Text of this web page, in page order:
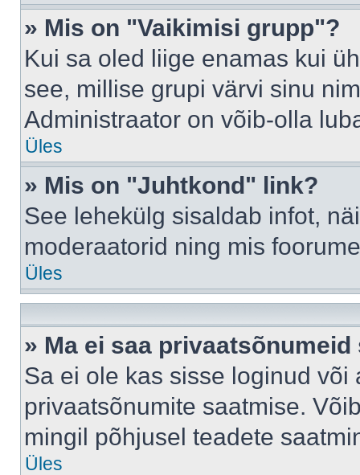
» Mis on "Vaikimisi grupp"?
Kui sa oled liige enamas kui
see, millise grupi värvi sinu
Administraator on võib-olla
Üles
» Mis on "Juhtkond" link?
See lehekülg sisaldab infot,
moderaatorid ning mis
Üles
» Ma ei saa privaatsõnumeid
Sa ei ole kas sisse loginud
privaatsõnumite saatmise.
mingil põhjusel teadete
Üles